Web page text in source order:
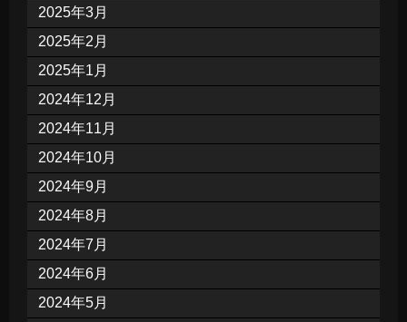
2025年3月
2025年2月
2025年1月
2024年12月
2024年11月
2024年10月
2024年9月
2024年8月
2024年7月
2024年6月
2024年5月